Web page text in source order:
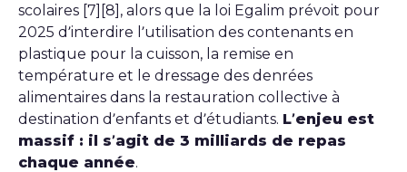
scolaires [7][8], alors que la loi Egalim prévoit pour
2025 d’interdire l’utilisation des contenants en
plastique pour la cuisson, la remise en
température et le dressage des denrées
alimentaires dans la restauration collective à
destination d’enfants et d’étudiants. L’enjeu est
massif : il s’agit de 3 milliards de repas
chaque année.